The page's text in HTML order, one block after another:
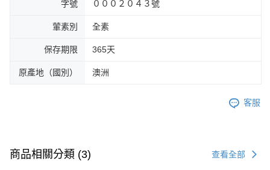
字號
０００２０４３號
葷素別 全素
保存期限 365天
原產地（國別） 澳洲
客服
商品相關分類 (3) 查看全部